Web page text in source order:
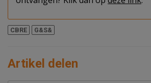
CBRE G&S&
Artikel delen